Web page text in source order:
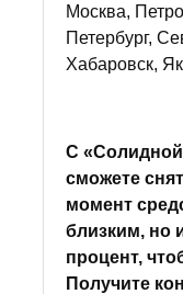
Москва,
Петербург,
Хабаровск,
С
сможете
момент
близким, но
процент,
Получите